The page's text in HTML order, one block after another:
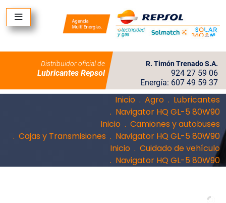
Distribuidor oficial de
Lubricantes Repsol
R. Timón Trenado S.A.
924 27 59 06
Energía: 607 49 59 37
Inicio Agro
Lubricantes
Navigator HQ GL-5 80W90
Inicio
Camiones y autobuses
Cajas y Transmisiones
Navigator HQ GL-5 80W90
Inicio
Cuidado de vehículo
Navigator HQ GL-5 80W90